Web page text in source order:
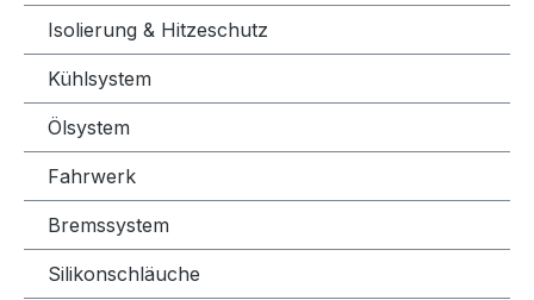
Isolierung & Hitzeschutz
Kühlsystem
Ölsystem
Fahrwerk
Bremssystem
Silikonschläuche